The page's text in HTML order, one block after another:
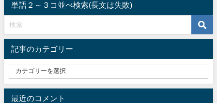
単語２～３コ並べ検索(長文は失敗)
記事のカテゴリー
最近のコメント